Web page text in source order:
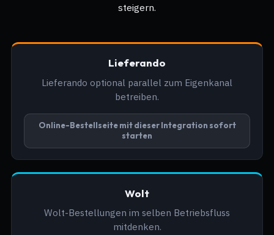
steigern.
Lieferando
Lieferando optional parallel zum Eigenkanal
betreiben.
Online-Bestellseite mit dieser Integration sofort
starten
Wolt
Wolt-Bestellungen im selben Betriebsfluss
mitdenken.